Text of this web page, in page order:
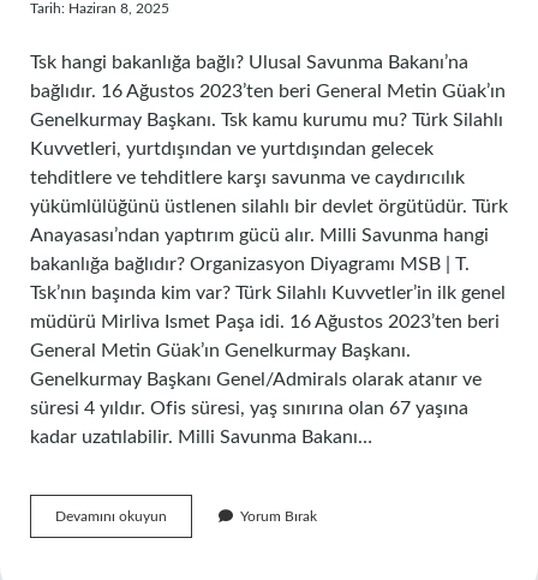
Tarih: Haziran 8, 2025
Tsk hangi bakanlığa bağlı? Ulusal Savunma Bakanı’na
bağlıdır. 16 Ağustos 2023’ten beri General Metin Güak’ın
Genelkurmay Başkanı. Tsk kamu kurumu mu? Türk Silahlı
Kuvvetleri, yurtdışından ve yurtdışından gelecek
tehditlere ve tehditlere karşı savunma ve caydırıcılık
yükümlülüğünü üstlenen silahlı bir devlet örgütüdür. Türk
Anayasası’ndan yaptırım gücü alır. Milli Savunma hangi
bakanlığa bağlıdır? Organizasyon Diyagramı MSB | T.
Tsk’nın başında kim var? Türk Silahlı Kuvvetler’in ilk genel
müdürü Mirliva Ismet Paşa idi. 16 Ağustos 2023’ten beri
General Metin Güak’ın Genelkurmay Başkanı.
Genelkurmay Başkanı Genel/Admirals olarak atanır ve
süresi 4 yıldır. Ofis süresi, yaş sınırına olan 67 yaşına
kadar uzatılabilir. Milli Savunma Bakanı…
Devamını okuyun
Hangi
Yorum Bırak